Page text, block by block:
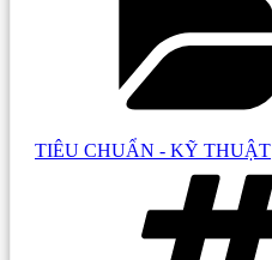
TIÊU CHUẨN - KỸ THUẬT